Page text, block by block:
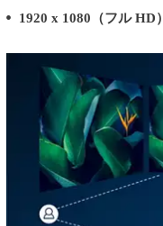
1920 x 1080（フル HD）